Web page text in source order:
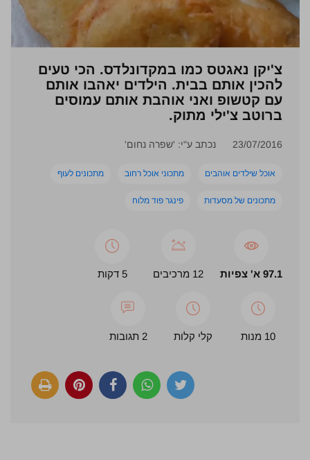
צ'יקן נאגטס כמו במקדונלדס. הכי טעים
להכין אותם בבית. הילדים יאהבו אותם
עם קטשופ ואני אוהבת אותם עמוסים
ברוטב צ'ילי מתוק.
23/07/2016 נכתב ע"י: 'שפרה נחום'
אוכל שילדים אוהבים מתכוני אוכל רחוב מתכונים לעוף
מתכונים של מסעדות פינגר פוד מלוח
97.1 א' צפיות 12 מרכיבים 5 דקות
10 מנות קלי קלות 2 תגובות